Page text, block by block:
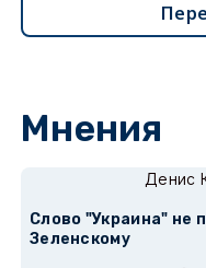
Мнения
Денис
Слово "Украина" не
Зеленскому